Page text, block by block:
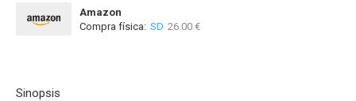
Amazon
Compra física: SD 26.00 €
Sinopsis